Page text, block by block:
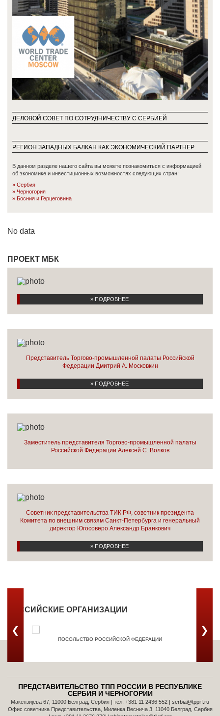
ДЕЛОВОЙ СОВЕТ ПО СОТРУДНИЧЕСТВУ С СЕРБИЕЙ
РЕГИОН ЗАПАДНЫХ БАЛКАН КАК ЭКОНОМИЧЕСКИЙ ПАРТНЕР
В данном разделе нашего сайта вы можете познакомиться с информацией
об экономике и инвестиционных возможностях следующих стран:
Сербия
Черногория
Босния и Герцеговинa
No data
ПРОЕКТ МБК
» ПОДРОБНЕЕ
Представитель Торгово-промышленной палаты Российской
Федерации Дмитрий А. Московкин
» ПОДРОБНЕЕ
Заместитель представителя Торгово-промышленной палаты
Российской Федерации Алексей С. Волков
Советник представительства ТИК РФ, советник президента
Комитета по внешним связям Санкт-Петербурга и генеральный
директор Югосоверо Александр Бранкович
» ПОДРОБНЕЕ
РОССИЙСКИЕ ОРГАНИЗАЦИИ
ПОСОЛЬСТВО РОССИЙСКОЙ ФЕДЕРАЦИИ
❮ ❯
ПРЕДСТАВИТЕЛЬСТВО ТПП РОССИИ В РЕСПУБЛИКЕ
СЕРБИЯ И ЧЕРНОГОРИИ
Макензијева 67, 11000 Белград, Сербия | тел: +381 11 2436 552 | serbia@tpprf.ru
Офис советника Представительства, Миленка Веснича 3, 11040 Белград, Сербия